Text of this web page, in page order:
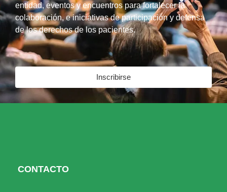
entidad, eventos y encuentros para fortalecer la
colaboración, e iniciativas de participación y defensa
de los derechos de los pacientes.
Inscribirse
CONTACTO